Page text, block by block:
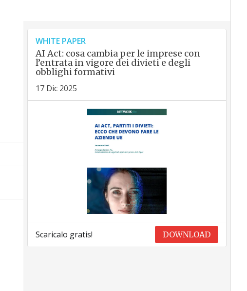
WHITE PAPER
AI Act: cosa cambia per le imprese con
l’entrata in vigore dei divieti e degli
obblighi formativi
17 Dic 2025
Scaricalo gratis! DOWNLOAD